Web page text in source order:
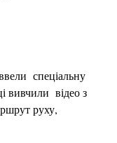
спеціальну
вивчили відео з
руху,